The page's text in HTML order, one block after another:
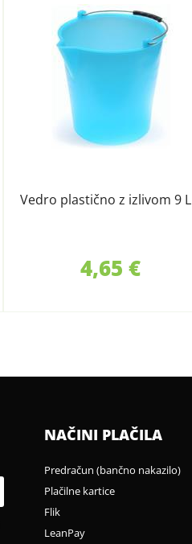
Vedro plastično z izlivom 9 L
4,65 €
NAČINI PLAČILA
Predračun (bančno nakazilo)
Plačilne kartice
Flik
LeanPay